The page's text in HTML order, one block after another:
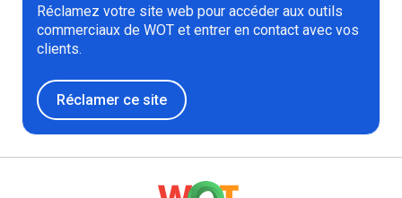
Réclamez votre site web pour accéder aux outils
commerciaux de WOT et entrer en contact avec vos
clients.
Réclamer ce site